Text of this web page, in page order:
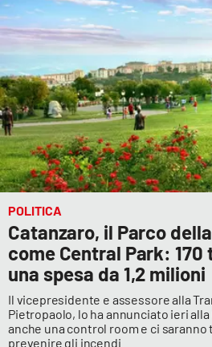
POLITICA
Catanzaro, il Parco
come Central Park:
una spesa da 1,2 milioni
Il vicepresidente e assessore alla
Pietropaolo, lo ha annunciato ieri
anche una control room e ci
prevenire gli incendi